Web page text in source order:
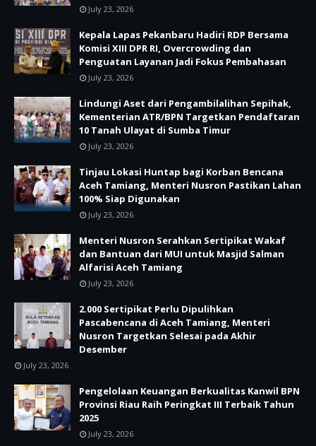
July 23, 2026
Kepala Lapas Pekanbaru Hadiri RDP Bersama
Komisi XIII DPR RI, Overcrowding dan
Penguatan Layanan Jadi Fokus Pembahasan
July 23, 2026
Lindungi Aset dari Pengambilalihan Sepihak,
Kementerian ATR/BPN Targetkan Pendaftaran
10 Tanah Ulayat di Sumba Timur
July 23, 2026
Tinjau Lokasi Huntap bagi Korban Bencana
Aceh Tamiang, Menteri Nusron Pastikan Lahan
100% Siap Digunakan
July 23, 2026
Menteri Nusron Serahkan Sertipikat Wakaf
dan Bantuan dari MUI untuk Masjid Salman
Alfarisi Aceh Tamiang
July 23, 2026
2.000 Sertipikat Perlu Dipulihkan
Pascabencana di Aceh Tamiang, Menteri
Nusron Targetkan Selesai pada Akhir
Desember
July 23, 2026
Pengelolaan Keuangan Berkualitas Kanwil BPN
Provinsi Riau Raih Peringkat III Terbaik Tahun
2025
July 23, 2026